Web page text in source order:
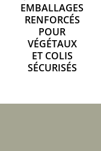
EMBALLAGES
RENFORCÉS
POUR
VÉGÉTAUX
ET COLIS
SÉCURISÉS